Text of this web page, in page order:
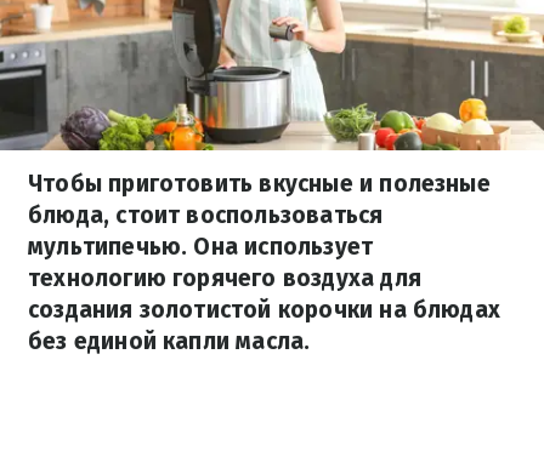
Чтобы приготовить вкусные и полезные
блюда, стоит воспользоваться
мультипечью. Она использует
технологию горячего воздуха для
создания золотистой корочки на блюдах
без единой капли масла.